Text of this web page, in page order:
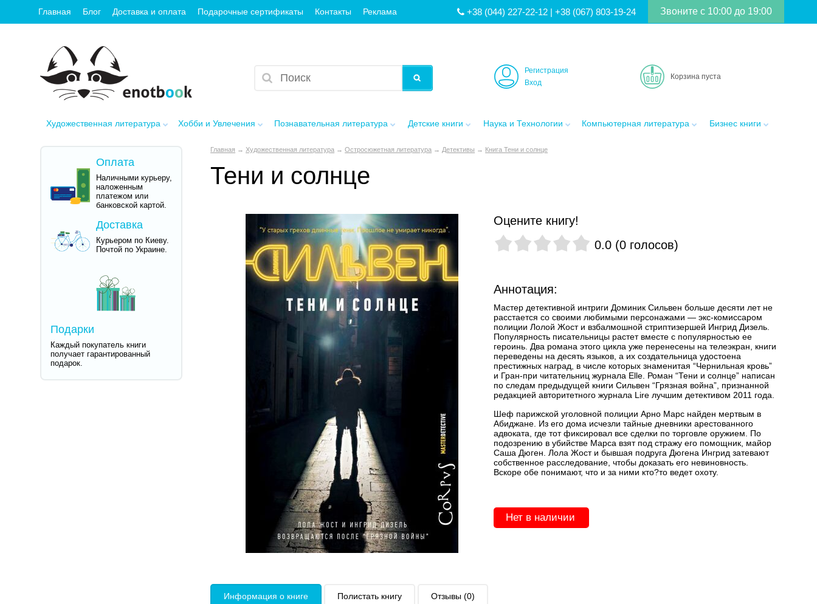
Главная Блог Доставка и оплата Подарочные сертификаты Контакты Реклама Звоните с 10:00 до 19:00
+38 (044) 227-22-12 |+38 (067) 803-19-24
Корзина пуста
Регистрация
Вход
Художественная литература Хобби и Увлечения Познавательная литература Детские книги Наука и Технологии Компьютерная литература Бизнес книги
Оплата
Наличными курьеру,
наложенным
платежом или
банковской картой.
Доставка
Курьером по Киеву.
Почтой по Украине.
Подарки
Каждый покупатель книги
получает гарантированный
подарок.
Главная → Художественная литература →Остросюжетная литература → Детективы → Книга Тени и солнце
Тени и солнце
Оцените книгу!
0.0 (0 голосов)
Аннотация:
Мастер детективной интриги Доминик Сильвен больше десяти лет не
расстается со своими любимыми персонажами — экс-комиссаром
полиции Лолой Жост и взбалмошной стриптизершей Ингрид Дизель.
Популярность писательницы растет вместе с популярностью ее
героинь. Два романа этого цикла уже перенесены на телеэкран, книги
переведены на десять языков, а их создательница удостоена
престижных наград, в числе которых знаменитая “Чернильная кровь”
и Гран-при читательниц журнала Elle. Роман “Тени и солнце” написан
по следам предыдущей книги Сильвен “Грязная война”, признанной
редакцией авторитетного журнала Lire лучшим детективом 2011 года.
Шеф парижской уголовной полиции Арно Марс найден мертвым в
Абиджане. Из его дома исчезли тайные дневники арестованного
адвоката, где тот фиксировал все сделки по торговле оружием. По
подозрению в убийстве Марса взят под стражу его помощник, майор
Саша Дюген. Лола Жост и бывшая подруга Дюгена Ингрид затевают
собственное расследование, чтобы доказать его невиновность.
Вскоре обе понимают, что и за ними кто?то ведет охоту.
Нет в наличии
Информация о книге Полистать книгу Отзывы (0)